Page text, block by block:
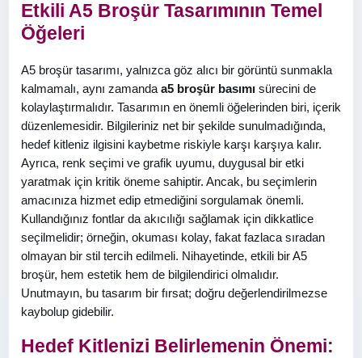
Etkili A5 Broşür Tasarımının Temel
Öğeleri
A5 broşür tasarımı, yalnızca göz alıcı bir görüntü sunmakla
kalmamalı, aynı zamanda a5 broşür basımı sürecini de
kolaylaştırmalıdır. Tasarımın en önemli öğelerinden biri, içerik
düzenlemesidir. Bilgileriniz net bir şekilde sunulmadığında,
hedef kitleniz ilgisini kaybetme riskiyle karşı karşıya kalır.
Ayrıca, renk seçimi ve grafik uyumu, duygusal bir etki
yaratmak için kritik öneme sahiptir. Ancak, bu seçimlerin
amacınıza hizmet edip etmediğini sorgulamak önemli.
Kullandığınız fontlar da akıcılığı sağlamak için dikkatlice
seçilmelidir; örneğin, okuması kolay, fakat fazlaca sıradan
olmayan bir stil tercih edilmeli. Nihayetinde, etkili bir A5
broşür, hem estetik hem de bilgilendirici olmalıdır.
Unutmayın, bu tasarım bir fırsat; doğru değerlendirilmezse
kaybolup gidebilir.
Hedef Kitlenizi Belirlemenin Önemi: